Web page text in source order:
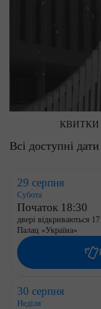
КВИТКИ
Всі доступні дати
29 серпня
Субота
Початок 18:30
двері відкриваються
Палац «Україна»
30 серпня
Неділя